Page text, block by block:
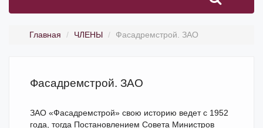
Главная ЧЛЕНЫ Фасадремстрой. ЗАО
Фасадремстрой. ЗАО
ЗАО «Фасадремстрой» свою историю ведет с 1952
года, тогда Постановлением Совета Министров